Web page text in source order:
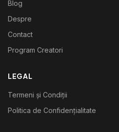
Blog
Despre
Contact
Program Creatori
LEGAL
Termeni și Condiții
Politica de Confidențialitate